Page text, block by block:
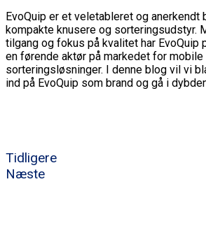
EvoQuip er et veletableret og anerkendt
kompakte knusere og sorteringsudstyr.
tilgang og fokus på kvalitet har
en førende aktør på markedet for
sorteringsløsninger. I denne blog vil vi
ind på EvoQuip som brand og gå i
Tidligere
Næste